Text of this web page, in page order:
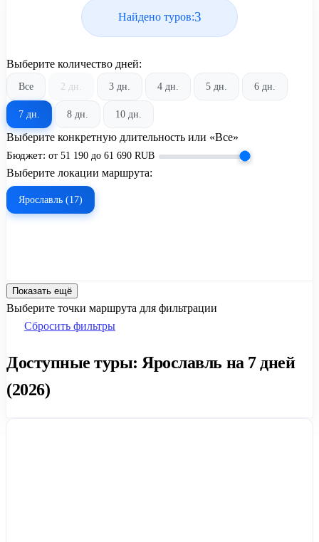
Найдено туров:3
Выберите количество дней:
Все 2 дн. 3 дн. 4 дн. 5 дн. 6 дн.
7 дн. 8 дн. 10 дн.
Выберите конкретную длительность или «Все»
Бюджет: от 51 190 до 61 690 RUB
Выберите локации маршрута:
Ярославль (17)
Показать ещё
Выберите точки маршрута для фильтрации
Сбросить фильтры
Доступные туры: Ярославль на 7 дней
(2026)